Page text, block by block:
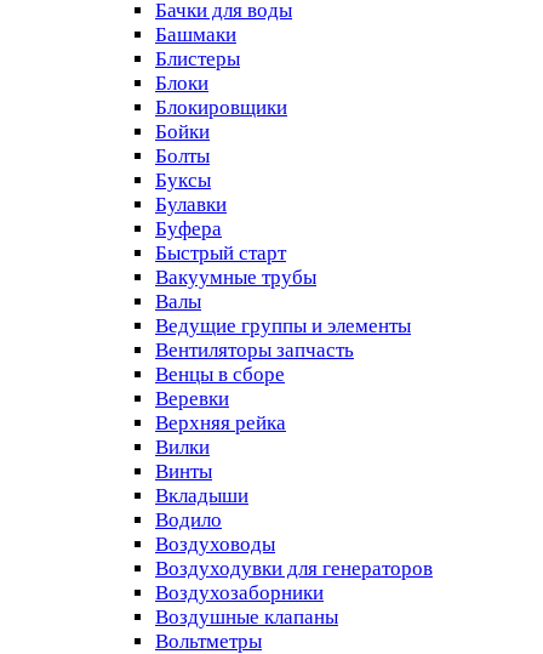
Бачки для воды
Башмаки
Блистеры
Блоки
Блокировщики
Бойки
Болты
Буксы
Булавки
Буфера
Быстрый старт
Вакуумные трубы
Валы
Ведущие группы и элементы
Вентиляторы запчасть
Венцы в сборе
Веревки
Верхняя рейка
Вилки
Винты
Вкладыши
Водило
Воздуховоды
Воздуходувки для генераторов
Воздухозаборники
Воздушные клапаны
Вольтметры